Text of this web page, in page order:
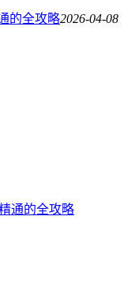
的全攻略2026-04-08
通的全攻略